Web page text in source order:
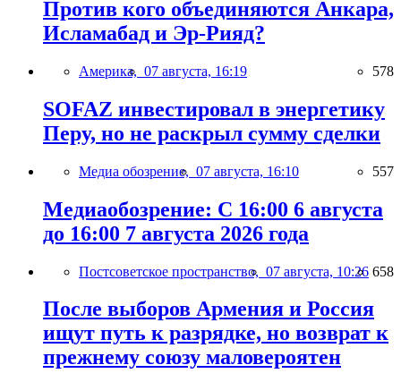
Против кого объединяются Анкара,
Исламабад и Эр-Рияд?
Америка, 07 августа, 16:19 578
SOFAZ инвестировал в энергетику
Перу, но не раскрыл сумму сделки
Медиа обозрение, 07 августа, 16:10 557
Медиаобозрение: С 16:00 6 августа
до 16:00 7 августа 2026 года
Постсоветское пространство, 07 августа, 10:26 658
После выборов Армения и Россия
ищут путь к разрядке, но возврат к
прежнему союзу маловероятен